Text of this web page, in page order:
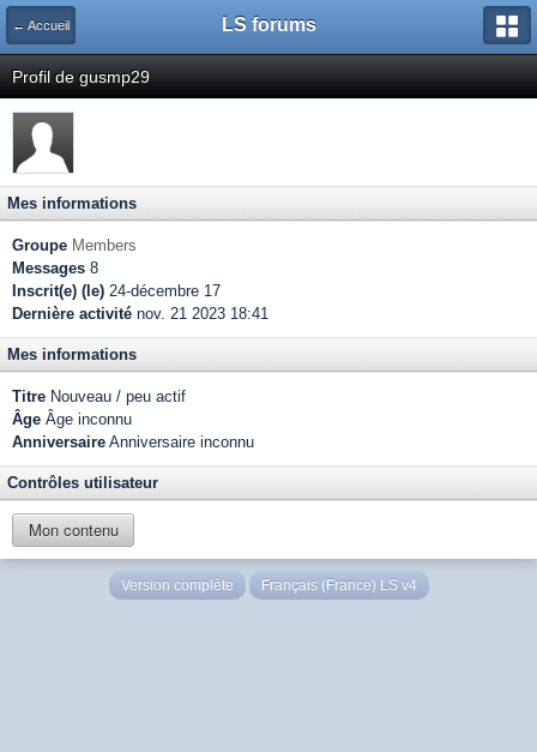
← Accueil LS forums
Profil de gusmp29
Mes informations
Groupe Members
Messages 8
Inscrit(e) (le) 24-décembre 17
Dernière activité nov. 21 2023 18:41
Mes informations
Titre Nouveau / peu actif
Âge Âge inconnu
Anniversaire Anniversaire inconnu
Contrôles utilisateur
Mon contenu
Version complète Français (France) LS v4